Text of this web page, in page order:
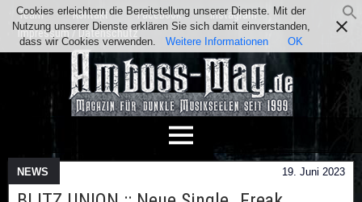
Team Kontakt Facebook
Instagram
Impressum / Datenschutz
NEWS 19. Juni 2023
Cookies erleichtern die Bereitstellung unserer Dienste. Mit der
Nutzung unserer Dienste erklären Sie sich damit einverstanden,
dass wir Cookies verwenden.
Weitere Informationen OK